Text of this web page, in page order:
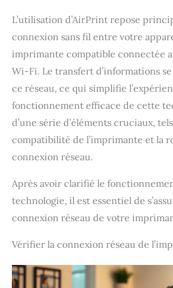
L’utilisation d’AirPrint repose
connexion sans fil entre votre
imprimante compatible connectée
Wi-Fi. Le transfert d’informations
ce réseau, ce qui simplifie
fonctionnement efficace de cette
d’une série d’éléments cruciaux,
compatibilité de l’imprimante et la
connexion réseau.
Après avoir clarifié le
technologie, il est essentiel de
connexion réseau de votre
Vérifier la connexion réseau de